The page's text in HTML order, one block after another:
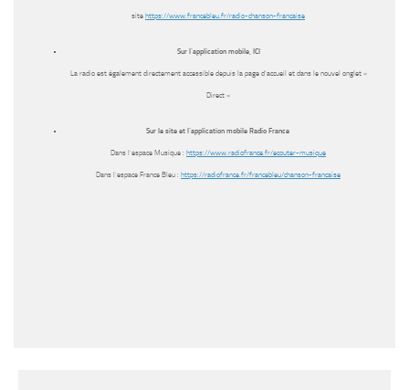
site https://www.francebleu.fr/radio-chanson-francaise
Sur l’application mobile, ICI
La radio est également directement accessible depuis la page d’accueil et dans le nouvel onglet «
Direct »
Sur le site et l’application mobile Radio France
Dans l’espace Musique : https://www.radiofrance.fr/ecouter-musique
Dans l’espace France Bleu : https://radiofrance.fr/francebleu/chanson-francaise